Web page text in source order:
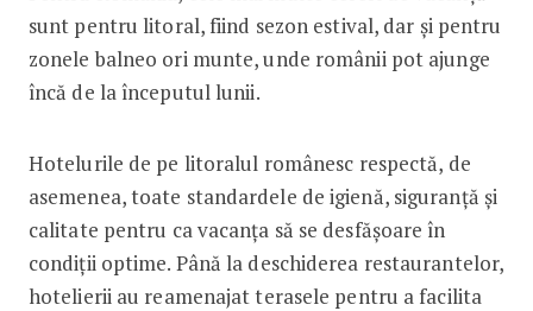
sunt pentru litoral, fiind sezon estival, dar și pentru
zonele balneo ori munte, unde românii pot ajunge
încă de la începutul lunii.
Hotelurile de pe litoralul românesc respectă, de
asemenea, toate standardele de igienă, siguranță și
calitate pentru ca vacanța să se desfășoare în
condiții optime. Până la deschiderea restaurantelor,
hotelierii au reamenajat terasele pentru a facilita